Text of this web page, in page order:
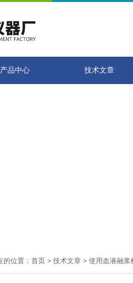
产品中心 技术文章
的位置： 首页 > 技术文章 > 使用血液融浆